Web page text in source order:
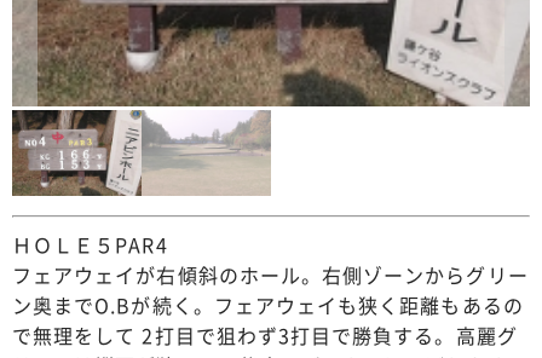
ＨＯＬＥ５PAR4
フェアウェイが右傾斜のホール。右側ゾーンからグリー
ン奥までO.Bが続く。フェアウェイも狭く距離もあるの
で無理をして 2打目で狙わず3打目で勝負する。高麗グ